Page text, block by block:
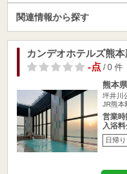
関連情報から探す
カンデオホテルズ熊
-点/ 0 件
熊本
坪井川
JR熊本
営業
入浴
日帰り